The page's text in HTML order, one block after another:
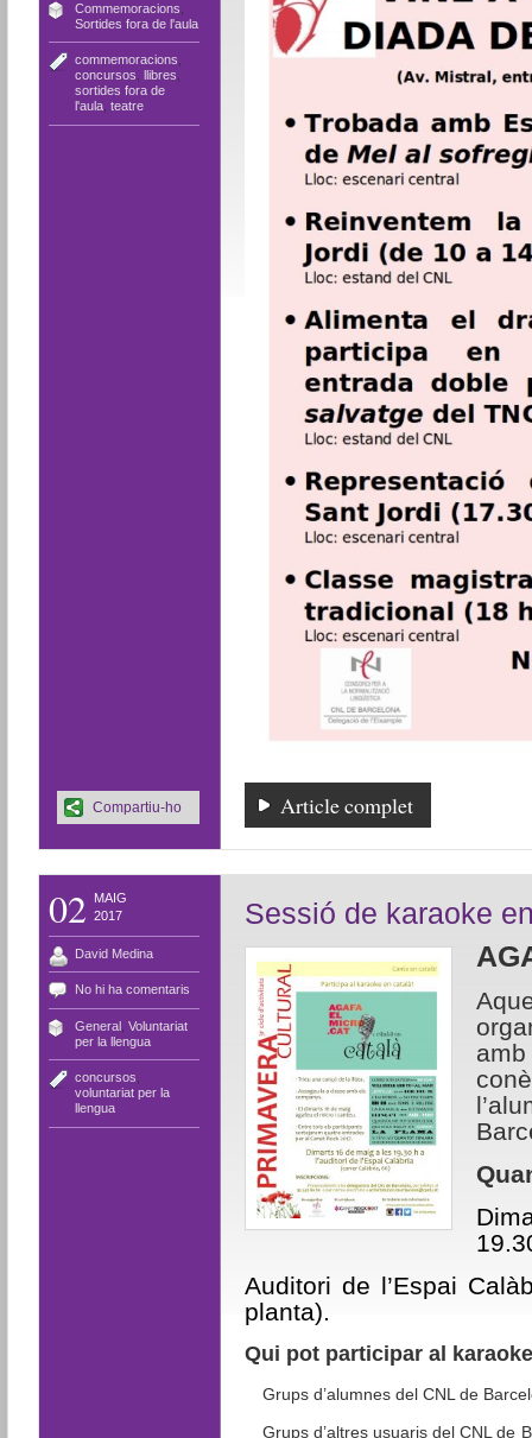
Commemoracions
Sortides fora de l'aula
commemoracions,
concursos, llibres,
sortides fora de
l'aula, teatre
Article complet
Compartiu-ho
02
MAIG
2017
David Medina
No hi ha comentaris
General, Voluntariat
per la llengua
concursos,
voluntariat per la
llengua
Sessió de karaoke
Auditori de l’Espai
planta).
Qui pot participar al
Grups d’alumnes del CNL de
Grups d’altres usuaris del CNL de